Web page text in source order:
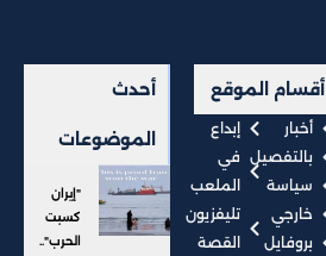
أقسام الموقع
أخبار
بالتفصيل
سياسة
خارجي
بروفايل
إبداع
في
الملعب
تليفزيون
القصة
أحدث
الموضوعات
"إيران
كسبت
الحرب"..